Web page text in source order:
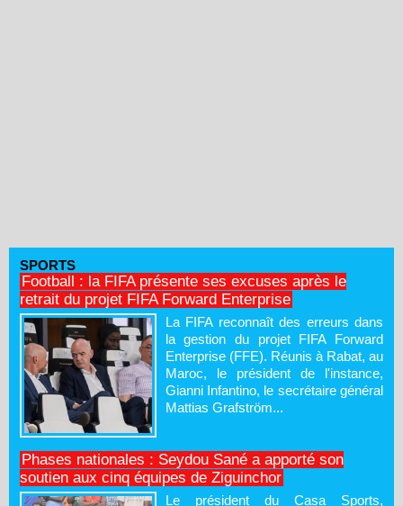
SPORTS
Football : la FIFA présente ses excuses après le
retrait du projet FIFA Forward Enterprise
La FIFA reconnaît des erreurs dans
la gestion du projet FIFA Forward
Enterprise (FFE). Réunis à Rabat, au
Maroc, le président de l'instance,
Gianni Infantino, le secrétaire général
Mattias Grafström...
Phases nationales : Seydou Sané a apporté son
soutien aux cinq équipes de Ziguinchor
Le président du Casa Sports,